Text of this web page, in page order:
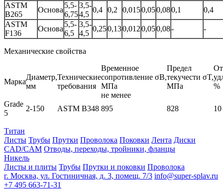
ASTM
B265
Основа
5,5-
6,75
3,5-
4,5
0,4 0,2 0,0150,050,080,1
0,4
ASTM
F136
Основа
5,5-
6,5
3,5-
4,5
0,250,130,0120,050,08- -
Механические свойства
Марка
Диаметр,
мм
Технические
требования
Временное
сопротивление σB,
МПа
Предел
текучести σT,
МПа
%
не менее
Grade
5
2-150 ASTM B348 895 828 10
Титан
Листы Трубы Прутки Проволока Поковки Лента Диски
CAD/CAM Отводы, переходы, тройники, фланцы
Никель
Листы и плиты Трубы Прутки и поковки Проволока
г. Москва, ул. Гостиничная, д. 3, помещ. 7/3 info@super-splav.ru
+7 495 663-71-31